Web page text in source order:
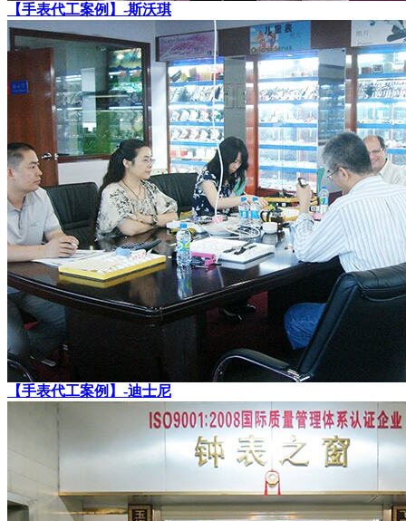
【手表代工案例】-斯沃琪
【手表代工案例】-迪士尼